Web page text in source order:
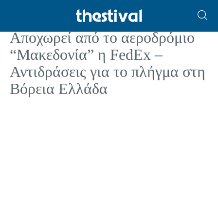
ΟΙΚΟΝΟΜΙΑ
Αποχωρεί από το αεροδρόμιο
“Μακεδονία” η FedEx –
Αντιδράσεις για το πλήγμα στη
Βόρεια Ελλάδα